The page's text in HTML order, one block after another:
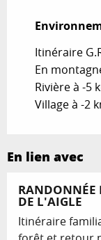
Itinéraire
En
Rivière à -5
Village à -2
En lien avec
RANDONNÉE
DE L'AIGLE
Itinéraire